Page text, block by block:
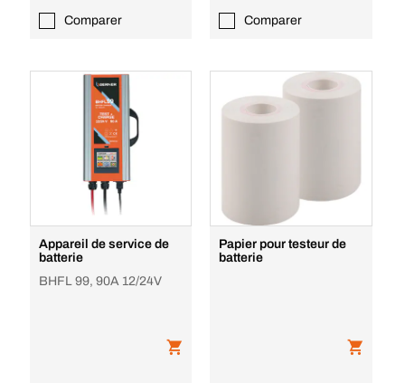
Comparer Comparer
Appareil de service de
batterie
BHFL 99, 90A 12/24V
Papier pour testeur de
batterie